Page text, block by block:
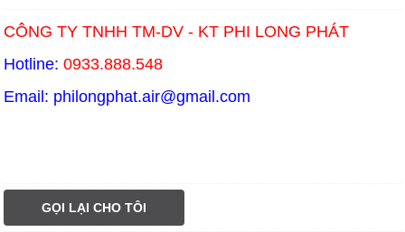
CÔNG TY TNHH TM-DV - KT PHI LONG PHÁT
Hotline:0933.888.548
Email: philongphat.air@gmail.com
GỌI LẠI CHO TÔI